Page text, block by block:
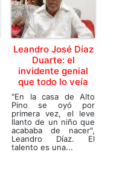
Leandro José Díaz
Duarte: el
invidente genial
que todo lo veía
"En la casa de Alto
Pino se oyó por
primera vez, el leve
llanto de un niño que
acababa de nacer",
Leandro Díaz. El
talento es una...